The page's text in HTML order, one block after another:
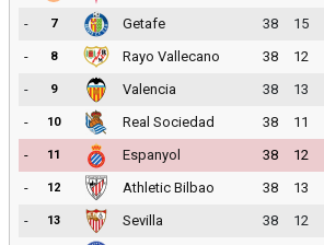
-
7 Getafe 38 15
-
8 Rayo Vallecano 38 12
-
9 Valencia 38 13
-
10 Real Sociedad 38 11
-
11 Espanyol 38 12
-
12 Athletic Bilbao 38 13
-
13 Sevilla 38 12